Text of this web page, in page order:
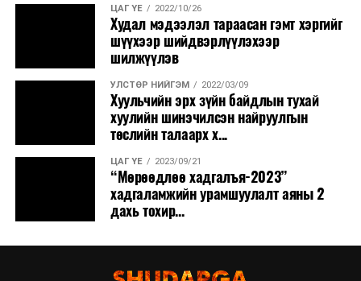
ЦАГ ҮЕ 2022/10/26
Худал мэдээлэл тараасан гэмт хэргийг
шүүхээр шийдвэрлүүлэхээр
шилжүүлэв
УЛСТӨР НИЙГЭМ 2022/03/09
Хуульчийн эрх зүйн байдлын тухай
хуулийн шинэчилсэн найруулгын
төслийн талаарх х...
ЦАГ ҮЕ 2023/09/21
“Мөрөөдлөө хадгалъя-2023”
хадгаламжийн урамшуулалт аяны 2
дахь тохир...